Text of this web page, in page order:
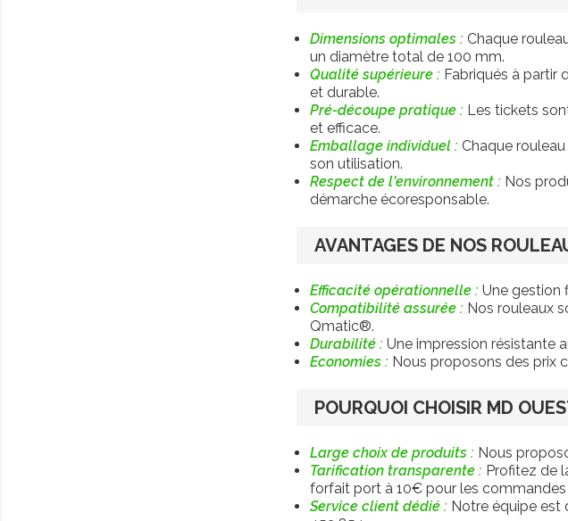
Dimensions optimales : Chaque
un diamètre total de 100 mm.
Qualité supérieure : Fabriqués à partir
et durable.
Pré-découpe pratique : Les tickets
et efficace.
Emballage individuel : Chaque
son utilisation.
Respect de l'environnement : Nos
démarche écoresponsable.
AVANTAGES DE NOS
Efficacité opérationnelle : Une gestion
Compatibilité assurée : Nos rouleaux
Qmatic®.
Durabilité : Une impression résistante
Economies : Nous proposons des prix
POURQUOI CHOISIR MD
Large choix de produits : Nous
Tarification transparente : Profitez de
forfait port à 10€ pour les commandes
Service client dédié : Notre équipe est